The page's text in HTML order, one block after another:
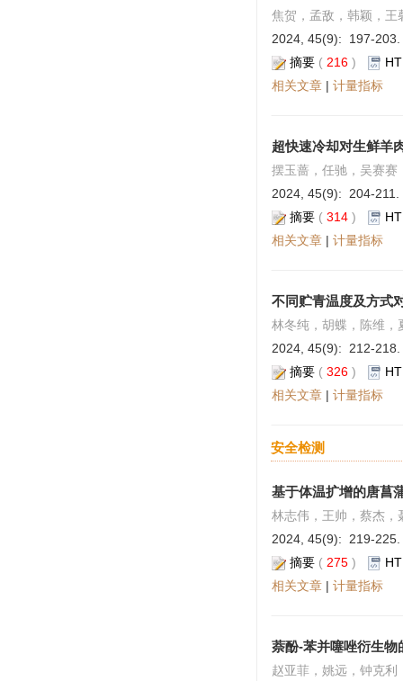
焦贺，孟敌，韩颖，王
2024, 45(9): 197-
摘要 ( 216 )
相关文章 | 计量指标
超快速冷却对生鲜羊
摆玉蔷，任驰，吴赛赛
2024, 45(9): 204-
摘要 ( 314 )
相关文章 | 计量指标
不同贮青温度及方式
林冬纯，胡蝶，陈维，
2024, 45(9): 212-
摘要 ( 326 )
相关文章 | 计量指标
安全检测
基于体温扩增的唐菖
林志伟，王帅，蔡杰，
2024, 45(9): 219-
摘要 ( 275 )
相关文章 | 计量指标
萘酚-苯并噻唑衍生物
赵亚菲，姚远，钟克